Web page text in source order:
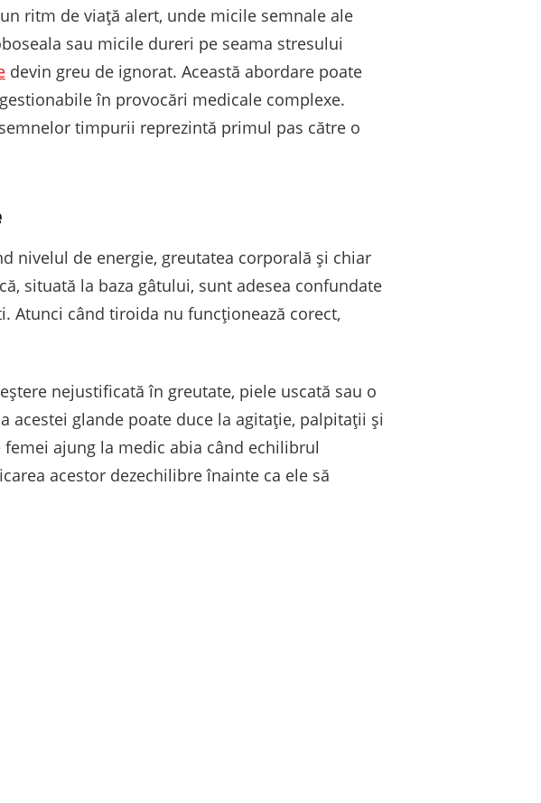
ritm de viață alert, unde micile semnale ale
sau micile dureri pe seama stresului
devin greu de ignorat. Această abordare poate
în provocări medicale complexe.
timpurii reprezintă primul pas către o
nivelul de energie, greutatea corporală și chiar
situată la baza gâtului, sunt adesea confundate
Atunci când tiroida nu funcționează corect,
nejustificată în greutate, piele uscată sau o
acestei glande poate duce la agitație, palpitații și
ajung la medic abia când echilibrul
acestor dezechilibre înainte ca ele să